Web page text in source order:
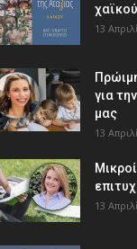
χαϊκού
13
για
µας
13
13